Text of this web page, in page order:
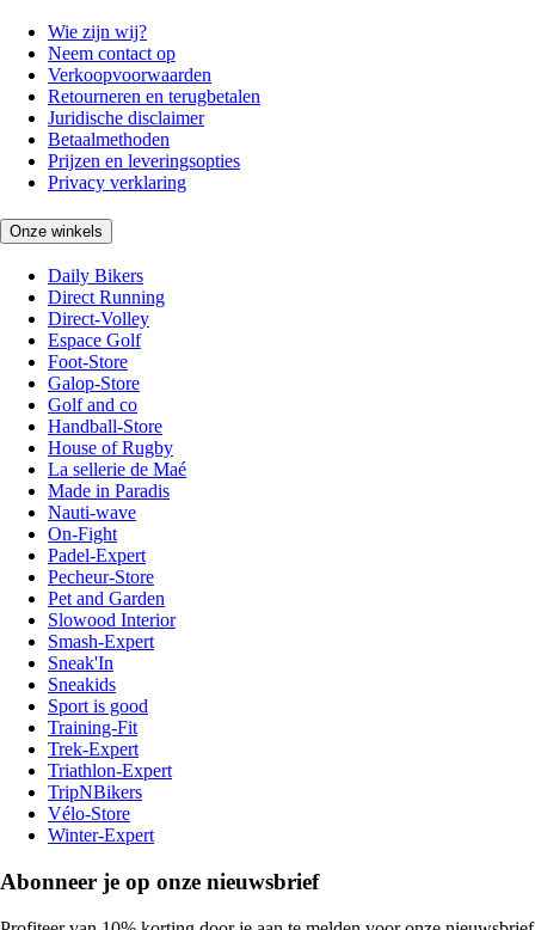
Wie zijn wij?
Neem contact op
Verkoopvoorwaarden
Retourneren en terugbetalen
Juridische disclaimer
Betaalmethoden
Prijzen en leveringsopties
Privacy verklaring
Onze winkels
Daily Bikers
Direct Running
Direct-Volley
Espace Golf
Foot-Store
Galop-Store
Golf and co
Handball-Store
House of Rugby
La sellerie de Maé
Made in Paradis
Nauti-wave
On-Fight
Padel-Expert
Pecheur-Store
Pet and Garden
Slowood Interior
Smash-Expert
Sneak'In
Sneakids
Sport is good
Training-Fit
Trek-Expert
Triathlon-Expert
TripNBikers
Vélo-Store
Winter-Expert
Abonneer je op onze nieuwsbrief